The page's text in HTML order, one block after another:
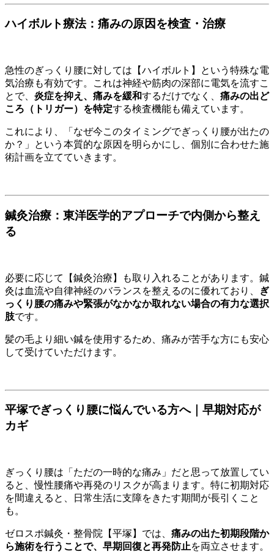
ハイボルト療法：痛みの原因を検査・治療
急性のぎっくり腰に対しては【ハイボルト】という特殊な電
気治療も有効です。これは神経や筋肉の深部に電気を流すこ
とで、 炎症を抑え、痛みを緩和するだけでなく、 痛みの出ど
ころ（トリガー）を特定する検査機能も備えています。
これにより、「なぜ今このタイミングでぎっくり腰が出たの
か？」という本質的な原因を明らかにし、個別に合わせた施
術計画を立てていきます。
鍼灸治療：東洋医学的アプローチで内側から整え
る
必要に応じて【鍼灸治療】も取り入れることがあります。鍼
灸は血流や自律神経のバランスを整えるのに優れており、
ぎ
っくり腰の痛みや緊張がなかなか取れない場合の有力な選択
肢です。
髪の毛より細い鍼を使用するため、痛みが苦手な方にも安心
して受けていただけます。
平塚でぎっくり腰に悩んでいる方へ｜早期対応が
カギ
ぎっくり腰は「ただの一時的な痛み」だと思って放置してい
ると、慢性腰痛や再発のリスクが高まります。特に初期対応
を間違えると、日常生活に支障をきたす期間が長引くこと
も。
ゼロスポ鍼灸・整骨院【平塚】では、 痛みの出た初期段階か
ら施術を行うことで、早期回復と再発防止を両立させます。